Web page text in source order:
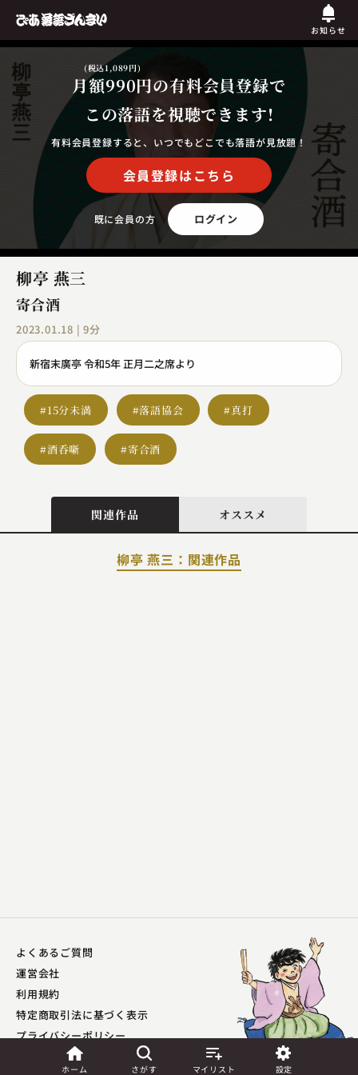
お知らせ
ホーム さがす マイリスト 設定
月額990円
(税込1,089円)
の有料会員登録で
この落語を視聴できます!
有料会員登録すると、いつでもどこでも落語が見放題！
会員登録はこちら
既に会員の方 ログイン
柳亭 燕三
寄合酒
2023.01.18 | 9分
新宿末廣亭 令和5年 正月二之席より
#15分未満 #落語協会 #真打
#酒呑噺 #寄合酒
関連作品 オススメ
柳亭 燕三：関連作品
古今亭 菊志ん
よくあるご質問
運営会社
利用規約
特定商取引法に基づく表示
プライバシーポリシー​
外部送信ポリシー